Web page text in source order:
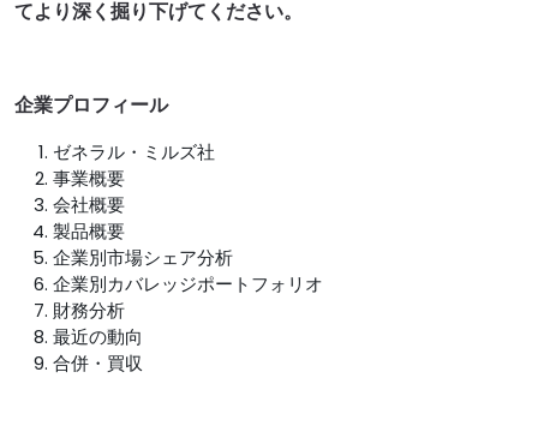
てより深く掘り下げてください。
企業プロフィール
ゼネラル・ミルズ社
事業概要
会社概要
製品概要
企業別市場シェア分析
企業別カバレッジポートフォリオ
財務分析
最近の動向
合併・買収